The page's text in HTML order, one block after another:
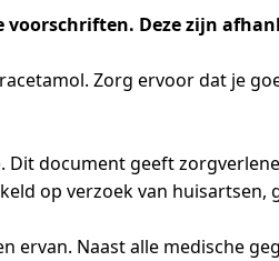
voorschriften. Deze zijn
Zorg ervoor dat je
Dit document geeft
op verzoek van huisartsen,
Naast alle medische